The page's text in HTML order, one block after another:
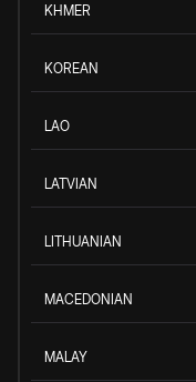
KHMER
KOREAN
LAO
LATVIAN
LITHUANIAN
MACEDONIAN
MALAY